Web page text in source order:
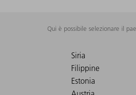
Qui è possibile selezionare il